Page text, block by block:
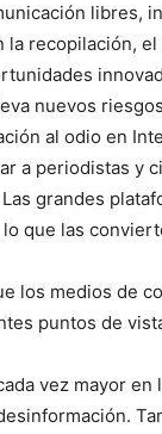
libres,
recopilación,
nuevos
al odio en
a periodistas y
grandes
que las
los medios de
puntos de
vez mayor en